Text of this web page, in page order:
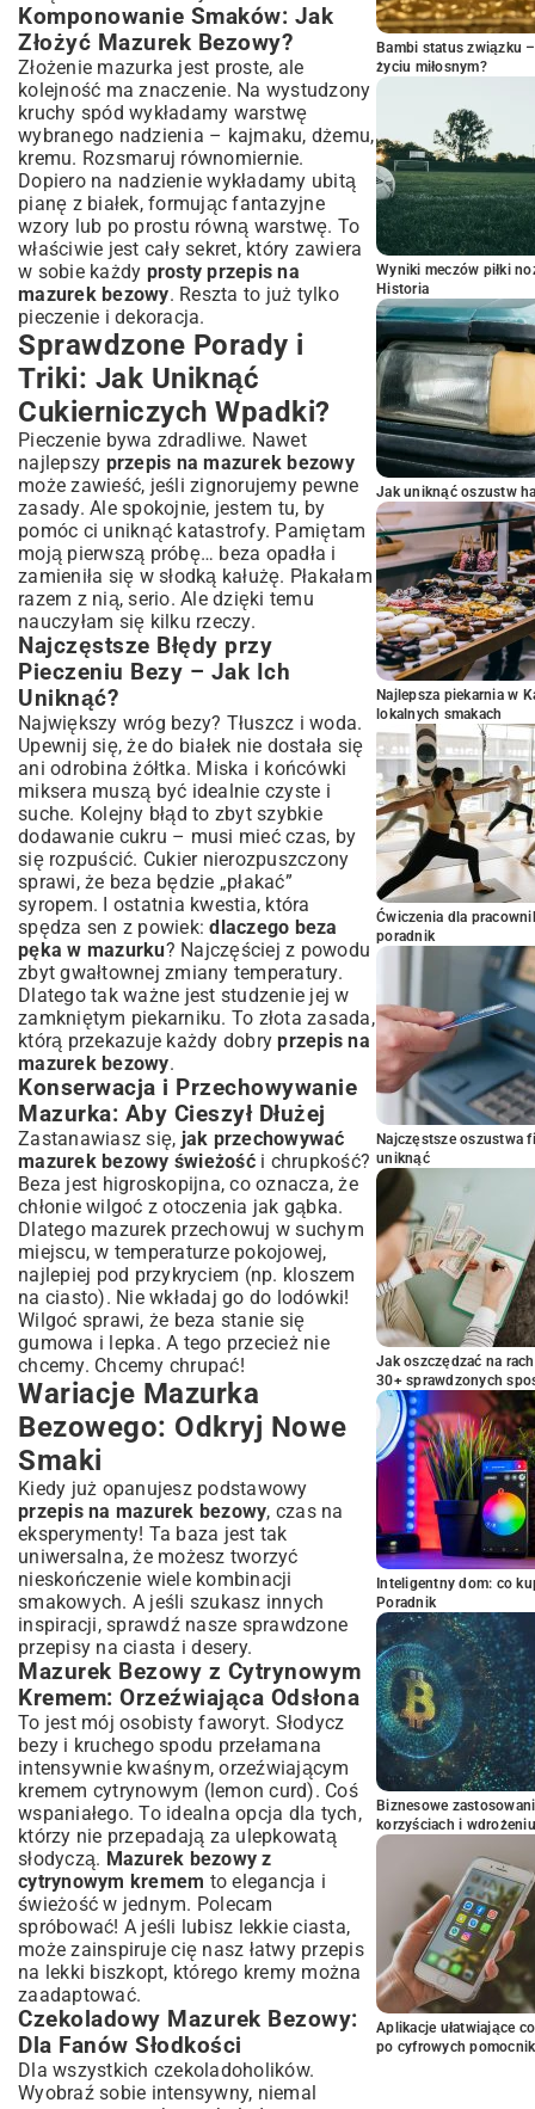
Komponowanie Smaków: Jak
Złożyć Mazurek Bezowy?
Złożenie mazurka jest proste, ale
kolejność ma znaczenie. Na wystudzony
kruchy spód wykładamy warstwę
wybranego nadzienia – kajmaku, dżemu,
kremu. Rozsmaruj równomiernie.
Dopiero na nadzienie wykładamy ubitą
pianę z białek, formując fantazyjne
wzory lub po prostu równą warstwę. To
właściwie jest cały sekret, który zawiera
w sobie każdy prosty przepis na
mazurek bezowy. Reszta to już tylko
pieczenie i dekoracja.
Sprawdzone Porady i
Triki: Jak Uniknąć
Cukierniczych Wpadki?
Pieczenie bywa zdradliwe. Nawet
najlepszy przepis na mazurek bezowy
może zawieść, jeśli zignorujemy pewne
zasady. Ale spokojnie, jestem tu, by
pomóc ci uniknąć katastrofy. Pamiętam
moją pierwszą próbę… beza opadła i
zamieniła się w słodką kałużę. Płakałam
razem z nią, serio. Ale dzięki temu
nauczyłam się kilku rzeczy.
Najczęstsze Błędy przy
Pieczeniu Bezy – Jak Ich
Uniknąć?
Największy wróg bezy? Tłuszcz i woda.
Upewnij się, że do białek nie dostała się
ani odrobina żółtka. Miska i końcówki
miksera muszą być idealnie czyste i
suche. Kolejny błąd to zbyt szybkie
dodawanie cukru – musi mieć czas, by
się rozpuścić. Cukier nierozpuszczony
sprawi, że beza będzie „płakać”
syropem. I ostatnia kwestia, która
spędza sen z powiek:dlaczego beza
pęka w mazurku? Najczęściej z powodu
zbyt gwałtownej zmiany temperatury.
Dlatego tak ważne jest studzenie jej w
zamkniętym piekarniku. To złota zasada,
którą przekazuje każdy dobryprzepis na
mazurek bezowy.
Konserwacja i Przechowywanie
Mazurka: Aby Cieszył Dłużej
Zastanawiasz się, jak przechowywać
mazurek bezowy świeżośći chrupkość?
Beza jest higroskopijna, co oznacza, że
chłonie wilgoć z otoczenia jak gąbka.
Dlatego mazurek przechowuj w suchym
miejscu, w temperaturze pokojowej,
najlepiej pod przykryciem (np. kloszem
na ciasto). Nie wkładaj go do lodówki!
Wilgoć sprawi, że beza stanie się
gumowa i lepka. A tego przecież nie
chcemy. Chcemy chrupać!
Wariacje Mazurka
Bezowego: Odkryj Nowe
Smaki
Kiedy już opanujesz podstawowy
przepis na mazurek bezowy, czas na
eksperymenty! Ta baza jest tak
uniwersalna, że możesz tworzyć
nieskończenie wiele kombinacji
smakowych. A jeśli szukasz innych
inspiracji, sprawdź nasze sprawdzone
przepisy na ciasta i desery.
Mazurek Bezowy z Cytrynowym
Kremem: Orzeźwiająca Odsłona
To jest mój osobisty faworyt. Słodycz
bezy i kruchego spodu przełamana
intensywnie kwaśnym, orzeźwiającym
kremem cytrynowym (lemon curd). Coś
wspaniałego. To idealna opcja dla tych,
którzy nie przepadają za ulepkowatą
słodyczą. Mazurek bezowy z
cytrynowym kremem to elegancja i
świeżość w jednym. Polecam
spróbować! A jeśli lubisz lekkie ciasta,
może zainspiruje cię nasz łatwy przepis
na lekki biszkopt, którego kremy można
zaadaptować.
Czekoladowy Mazurek Bezowy:
Dla Fanów Słodkości
Dla wszystkich czekoladoholików.
Wyobraź sobie intensywny, niemal
Bambi status związku
życiu miłosnym?
Wyniki meczów piłki
Historia
Jak uniknąć oszustw
Najlepsza piekarnia w
lokalnych smakach
Ćwiczenia dla
poradnik
Najczęstsze oszustwa
uniknąć
Jak oszczędzać na
30+ sprawdzonych
Inteligentny dom: co
Poradnik
Biznesowe
korzyściach i wdrożeniu
Aplikacje ułatwiające
po cyfrowych